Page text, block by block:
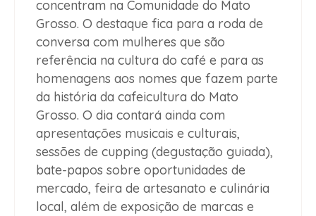
concentram na Comunidade do Mato
Grosso. O destaque fica para a roda de
conversa com mulheres que são
referência na cultura do café e para as
homenagens aos nomes que fazem parte
da história da cafeicultura do Mato
Grosso. O dia contará ainda com
apresentações musicais e culturais,
sessões de cupping (degustação guiada),
bate-papos sobre oportunidades de
mercado, feira de artesanato e culinária
local, além de exposição de marcas e